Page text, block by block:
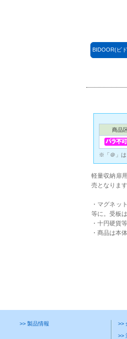
BIDOOR(ビ
商品
※「＠」は
軽量収納扉
売となります
・マグネッ
等に。受板
・十円硬貨
・商品は本
>> 製品情報
>>
>>